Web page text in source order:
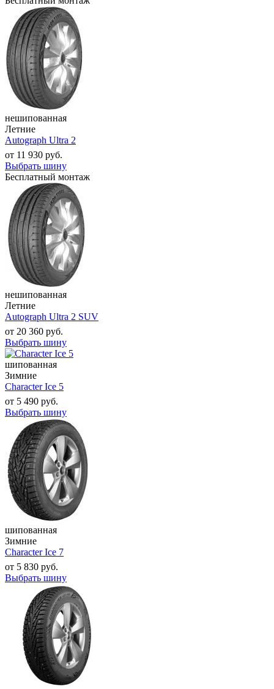
нешипованная
Летние
Autograph Ultra 2
от 11 930 руб.
Выбрать шину
Бесплатный монтаж
нешипованная
Летние
Autograph Ultra 2 SUV
от 20 360 руб.
Выбрать шину
шипованная
Зимние
Character Ice 5
от 5 490 руб.
Выбрать шину
шипованная
Зимние
Character Ice 7
от 5 830 руб.
Выбрать шину